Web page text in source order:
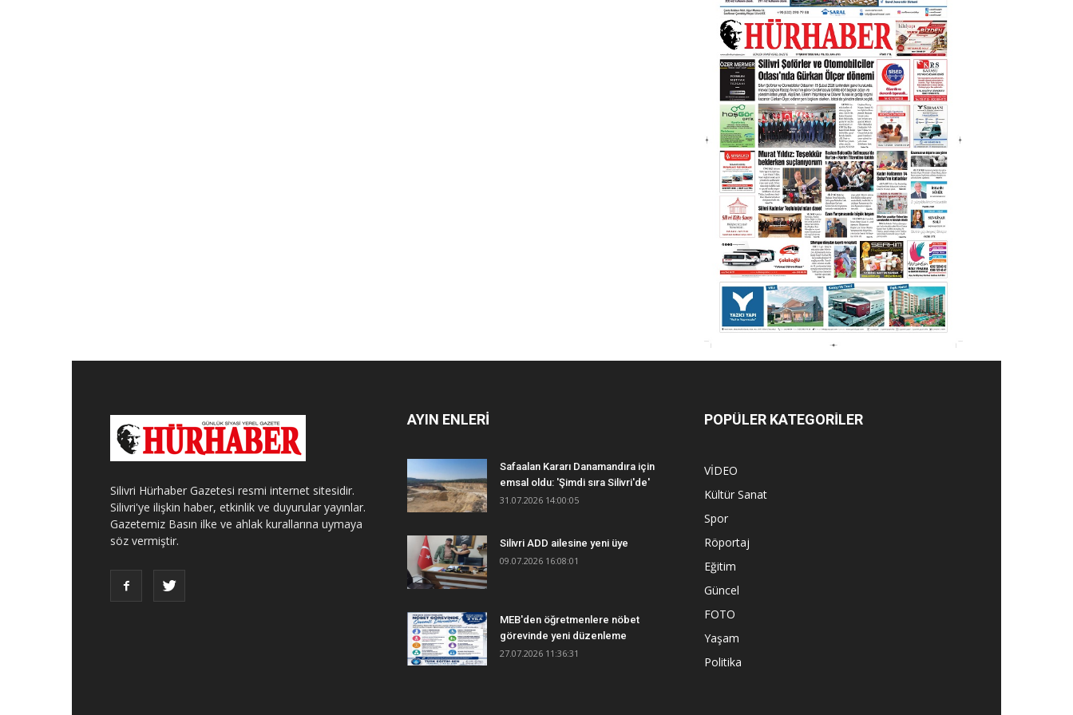
Silivri Hürhaber Gazetesi resmi internet sitesidir.
Silivri'ye ilişkin haber, etkinlik ve duyurular yayınlar.
Gazetemiz Basın ilke ve ahlak kurallarına uymaya
söz vermiştir.
AYIN ENLERİ
Safaalan Kararı Danamandıra için
emsal oldu: 'Şimdi sıra Silivri'de'
31.07.2026 14:00:05
Silivri ADD ailesine yeni üye
09.07.2026 16:08:01
MEB'den öğretmenlere nöbet
görevinde yeni düzenleme
27.07.2026 11:36:31
POPÜLER KATEGORİLER
VİDEO
Kültür Sanat
Spor
Röportaj
Eğitim
Güncel
FOTO
Yaşam
Politika